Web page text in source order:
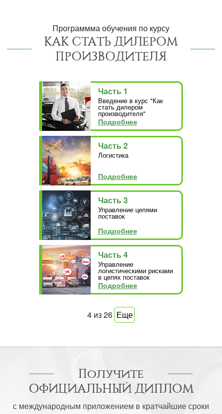
Программма обучения по курсу
КАК СТАТЬ ДИЛЕРОМ
ПРОИЗВОДИТЕЛЯ
Часть 1
Введение в курс "Как
стать дилером
производителя"
Подробнее
Часть 2
Логистика
Подробнее
Часть 3
Управление цепями
поставок
Подробнее
Часть 4
Управление
логистическими рисками
в цепях поставок
Подробнее
4 из26 Еще
Получите
ОФИЦИАЛЬНЫЙ ДИПЛОМ
с международным приложением в кратчайшие сроки